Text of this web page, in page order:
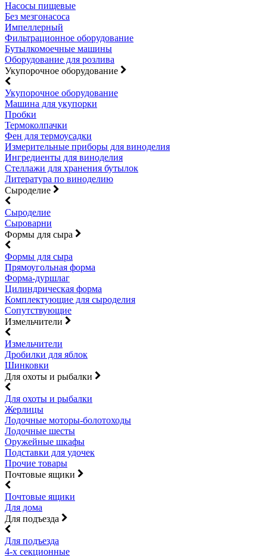
Насосы пищевые
Без мезгонасоса
Импеллерный
Фильтрационное оборудование
Бутылкомоечные машины
Оборудование для розлива
Укупорочное оборудование
Укупорочное оборудование
Машина для укупорки
Пробки
Термоколпачки
Фен для термоусадки
Измерительные приборы для виноделия
Ингредиенты для виноделия
Стеллажи для хранения бутылок
Литература по виноделию
Сыроделие
Сыроделие
Сыроварни
Формы для сыра
Формы для сыра
Прямоугольная форма
Форма-дуршлаг
Цилиндрическая форма
Комплектующие для сыроделия
Сопутствующие
Измельчители
Измельчители
Дробилки для яблок
Шинковки
Для охоты и рыбалки
Для охоты и рыбалки
Жерлицы
Лодочные моторы-болотоходы
Лодочные шесты
Оружейные шкафы
Подставки для удочек
Прочие товары
Почтовые ящики
Почтовые ящики
Для дома
Для подъезда
Для подъезда
4-х секционные